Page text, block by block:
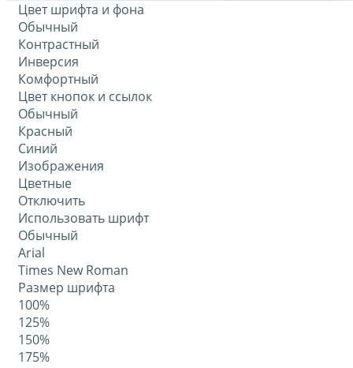
Цвет шрифта и фона
Обычный
Контрастный
Инверсия
Комфортный
Цвет кнопок и ссылок
Обычный
Красный
Синий
Изображения
Цветные
Отключить
Использовать шрифт
Обычный
Arial
Times New Roman
Размер шрифта
100%
125%
150%
175%